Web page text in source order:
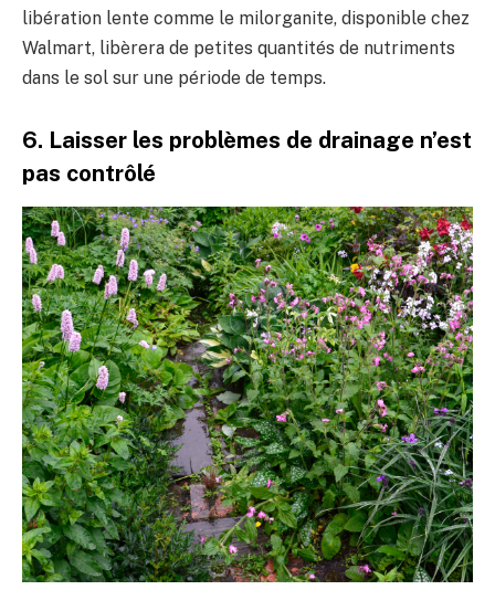
libération lente comme le milorganite, disponible chez
Walmart, libèrera de petites quantités de nutriments
dans le sol sur une période de temps.
6. Laisser les problèmes de drainage n’est
pas contrôlé